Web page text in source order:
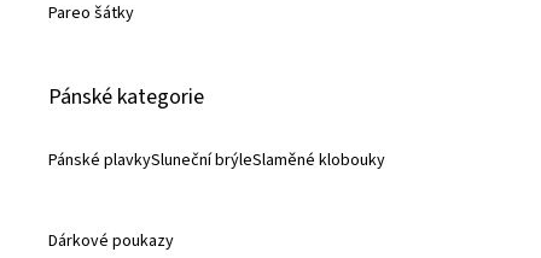
Pareo šátky
Pánské kategorie
Pánské plavkySluneční brýleSlaměné klobouky
Dárkové poukazy